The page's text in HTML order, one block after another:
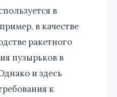
в
в качестве
ракетного
пузырьков в
и здесь
к